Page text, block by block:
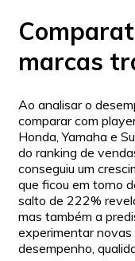
marcas
Ao analisar o
comparar com
Honda, Yamaha e
do ranking de
conseguiu um
que ficou em torno
salto de 222%
mas também a
experimentar
desempenho,